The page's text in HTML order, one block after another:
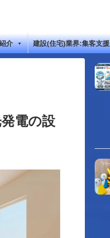
介 建設(住宅)業界:集客支援
電の設